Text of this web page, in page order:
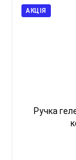
АКЦІЯ
Ручка